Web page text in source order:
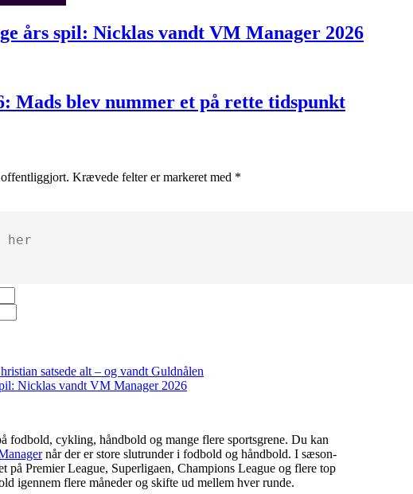
års spil: Nicklas vandt VM Manager 2026
Mads blev nummer et på rette tidspunkt
Krævede felter er markeret med *
satsede alt – og vandt Guldnålen
Nicklas vandt VM Manager 2026
fodbold, cykling, håndbold og mange flere sportsgrene. Du kan
når der er store slutrunder i fodbold og håndbold. I sæson-
på Premier League, Superligaen, Champions League og flere top
igennem flere måneder og skifte ud mellem hver runde.